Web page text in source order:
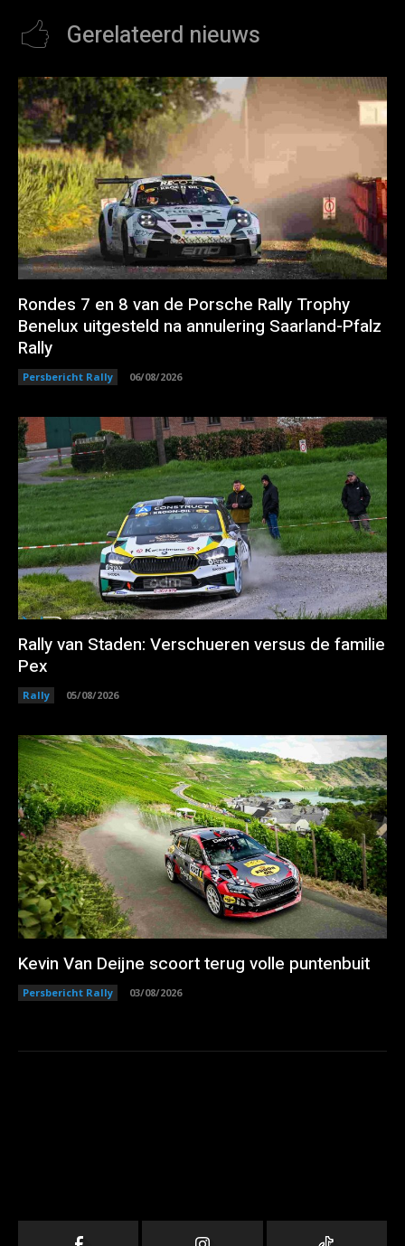
Gerelateerd nieuws
Rondes 7 en 8 van de Porsche Rally Trophy
Benelux uitgesteld na annulering Saarland-Pfalz
Rally
Persbericht Rally 06/08/2026
Rally van Staden: Verschueren versus de familie
Pex
Rally 05/08/2026
Kevin Van Deijne scoort terug volle puntenbuit
Persbericht Rally 03/08/2026